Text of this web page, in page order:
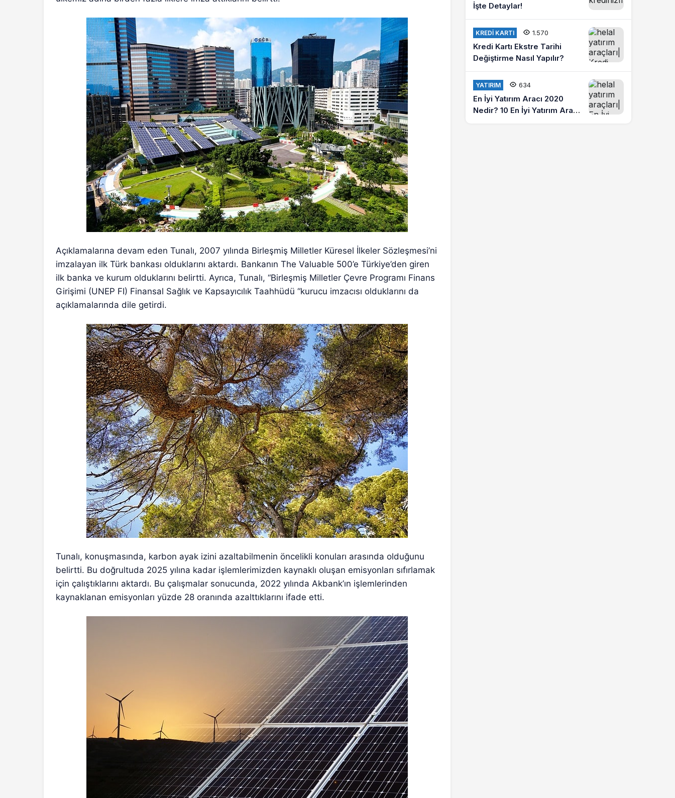
Açıklamalarına devam eden Tunalı, 2007 yılında Birleşmiş Milletler Küresel İlkeler Sözleşmesi’ni
imzalayan ilk Türk bankası olduklarını aktardı. Bankanın The Valuable 500’e Türkiye’den giren
ilk banka ve kurum olduklarını belirtti. Ayrıca, Tunalı, “Birleşmiş Milletler Çevre Programı Finans
Girişimi (UNEP FI) Finansal Sağlık ve Kapsayıcılık Taahhüdü “kurucu imzacısı olduklarını da
açıklamalarında dile getirdi.
Tunalı, konuşmasında, karbon ayak izini azaltabilmenin öncelikli konuları arasında olduğunu
belirtti. Bu doğrultuda 2025 yılına kadar işlemlerimizden kaynaklı oluşan emisyonları sıfırlamak
için çalıştıklarını aktardı. Bu çalışmalar sonucunda, 2022 yılında Akbank’ın işlemlerinden
kaynaklanan emisyonları yüzde 28 oranında azalttıklarını ifade etti.
İşte Detaylar!
KREDI KARTI 1.570
Kredi Kartı Ekstre Tarihi
Değiştirme Nasıl Yapılır?
YATIRIM 634
En İyi Yatırım Aracı 2020
Nedir? 10 En İyi Yatırım Aracı